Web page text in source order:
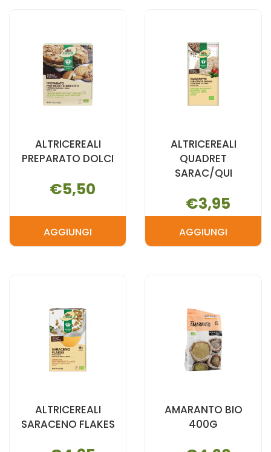
SAR AL
CARRELLO
RISO AL
CARRELLO
ALTRICEREALI
PREPARATO DOLCI
€5,50
AGGIUNGIAGGIUNGI ALTRICEREALI
ALTRICEREALI
QUADRET
SARAC/QUI
€3,95
AGGIUNGIAGGIUNGI
ALTRICEREALI
SARACENO FLAKES
AMARANTO BIO
400G